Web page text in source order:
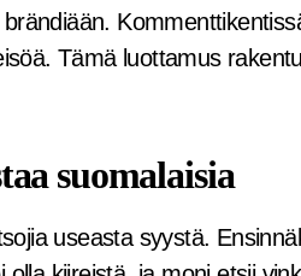
Tämä luottamus
suomalaisia
useasta syystä.